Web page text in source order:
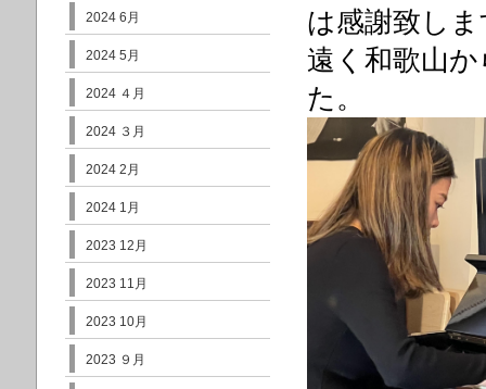
は感謝致し
遠く和歌山
た。
2024 6月
2024 5月
2024 ４月
2024 ３月
2024 2月
2024 1月
2023 12月
2023 11月
2023 10月
2023 ９月